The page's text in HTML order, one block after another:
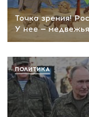
Точка зрения!
У нее —
ПОЛИТИКА